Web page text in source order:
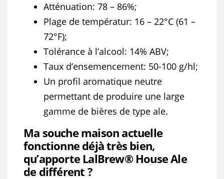
Atténuation: 78 – 86%;
Plage de températur: 16 – 22°C (61 –
72°F);
Tolérance à l’alcool: 14% ABV;
Taux d’ensemencement: 50-100 g/hl;
Un profil aromatique neutre
permettant de produire une large
gamme de bières de type ale.
Ma souche maison actuelle
fonctionne déjà très bien,
qu’apporte LalBrew® House Ale
de différent ?